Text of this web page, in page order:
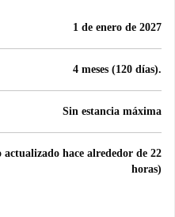
1 de enero de 2027
4 meses (120 días).
Sin estancia máxima
hace alrededor de 22
horas)